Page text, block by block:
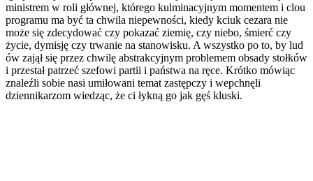
ministrem w roli głównej, którego kulminacyjnym momentem i clou
programu ma być ta chwila niepewności, kiedy kciuk cezara nie
może się zdecydować czy pokazać ziemię, czy niebo, śmierć czy
życie, dymisję czy trwanie na stanowisku. A wszystko po to, by lud
ów zajął się przez chwilę abstrakcyjnym problemem obsady stołków
i przestał patrzeć szefowi partii i państwa na ręce. Krótko mówiąc
znaleźli sobie nasi umiłowani temat zastępczy i wepchnęli
dziennikarzom wiedząc, że ci łykną go jak gęś kluski.